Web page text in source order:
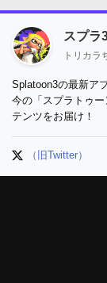
スプラ
トリカラ
Splatoon3の最新ア
今の「スプラトゥ
テンツをお届け！
（旧Twitter）